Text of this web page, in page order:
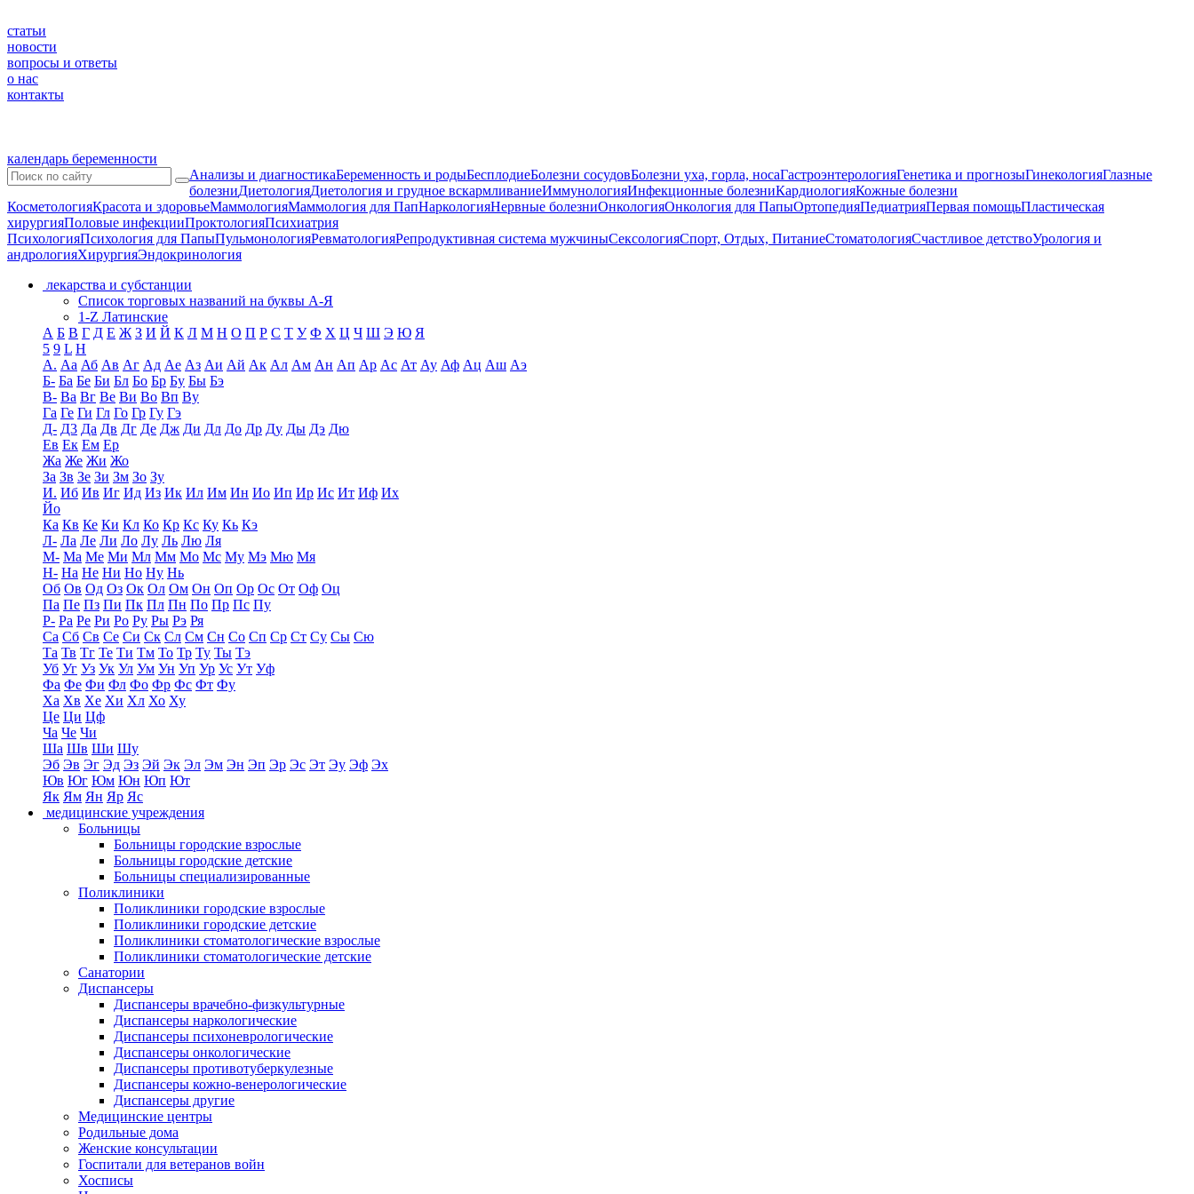
статьи
новости
вопросы и ответы
о нас
контакты
календарь беременности
Анализы и диагностикаБеременность и родыБесплодиеБолезни сосудовБолезни уха, горла, носаГастроэнтерологияГенетика и прогнозыГинекологияГлазные
болезниДиетологияДиетология и грудное вскармливаниеИммунологияИнфекционные болезниКардиологияКожные болезни
КосметологияКрасота и здоровьеМаммологияМаммология для ПапНаркологияНервные болезниОнкологияОнкология для ПапыОртопедияПедиатрияПервая помощьПластическая
хирургияПоловые инфекцииПроктологияПсихиатрия
ПсихологияПсихология для ПапыПульмонологияРевматологияРепродуктивная система мужчиныСексологияСпорт, Отдых, ПитаниеСтоматологияСчастливое детствоУрология и
андрологияХирургияЭндокринология
лекарства и субстанции
Список торговых названий на буквы А-Я
1-Z Латинские
А Б В Г Д Е Ж З И Й К Л М Н О П Р С Т У Ф Х Ц Ч Ш Э Ю Я
5 9 L H
А. Аа Аб Ав Аг Ад Ае Аз Аи Ай Ак Ал Ам Ан Ап Ар Ас Ат Ау Аф Ац Аш Аэ
Б- Ба Бе Би Бл Бо Бр Бу Бы Бэ
В- Ва Вг Ве Ви Во Вп Ву
Га Ге Ги Гл Го Гр Гу Гэ
Д- Д3 Да Дв Дг Де Дж Ди Дл До Др Ду Ды Дэ Дю
Ев Ек Ем Ер
Жа Же Жи Жо
За Зв Зе Зи Зм Зо Зу
И. Иб Ив Иг Ид Из Ик Ил Им Ин Ио Ип Ир Ис Ит Иф Их
Йо
Ка Кв Ке Ки Кл Ко Кр Кс Ку Кь Кэ
Л- Ла Ле Ли Ло Лу Ль Лю Ля
М- Ма Ме Ми Мл Мм Мо Мс Му Мэ Мю Мя
Н- На Не Ни Но Ну Нь
Об Ов Од Оз Ок Ол Ом Он Оп Ор Ос От Оф Оц
Па Пе Пз Пи Пк Пл Пн По Пр Пс Пу
Р- Ра Ре Ри Ро Ру Ры Рэ Ря
Са Сб Св Се Си Ск Сл См Сн Со Сп Ср Ст Су Сы Сю
Та Тв Тг Те Ти Тм То Тр Ту Ты Тэ
Уб Уг Уз Ук Ул Ум Ун Уп Ур Ус Ут Уф
Фа Фе Фи Фл Фо Фр Фс Фт Фу
Ха Хв Хе Хи Хл Хо Ху
Це Ци Цф
Ча Че Чи
Ша Шв Ши Шу
Эб Эв Эг Эд Эз Эй Эк Эл Эм Эн Эп Эр Эс Эт Эу Эф Эх
Юв Юг Юм Юн Юп Ют
Як Ям Ян Яр Яс
медицинские учреждения
Больницы
Больницы городские взрослые
Больницы городские детские
Больницы специализированные
Поликлиники
Поликлиники городские взрослые
Поликлиники городские детские
Поликлиники стоматологические взрослые
Поликлиники стоматологические детские
Санатории
Диспансеры
Диспансеры врачебно-физкультурные
Диспансеры наркологические
Диспансеры психоневрологические
Диспансеры онкологические
Диспансеры противотуберкулезные
Диспансеры кожно-венерологические
Диспансеры другие
Медицинские центры
Родильные дома
Женские консультации
Госпитали для ветеранов войн
Хосписы